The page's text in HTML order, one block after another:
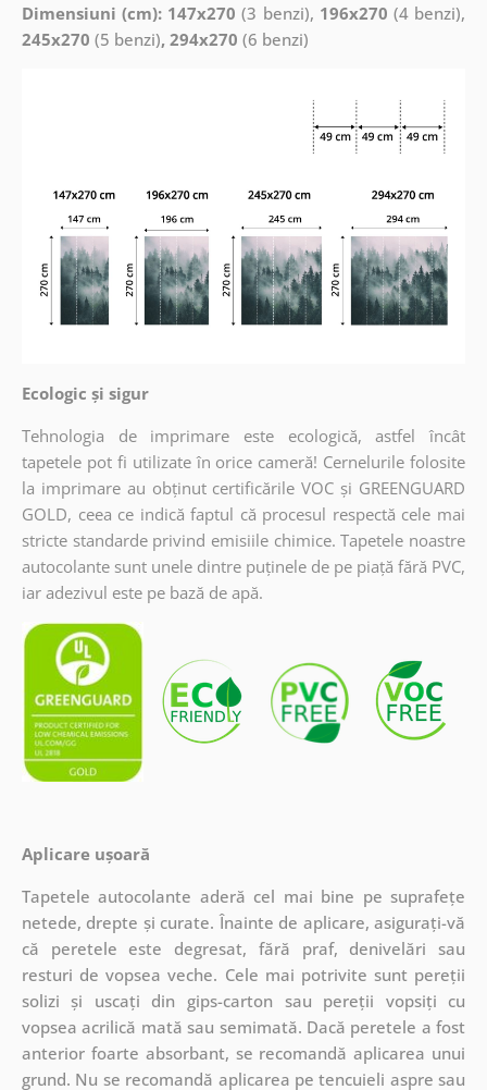
Dimensiuni (cm): 147x270 (3 benzi), 196x270 (4 benzi),
245x270 (5 benzi), 294x270 (6 benzi)
Ecologic și sigur
Tehnologia de imprimare este ecologică, astfel încât
tapetele pot fi utilizate în orice cameră! Cernelurile folosite
la imprimare au obținut certificările VOC și GREENGUARD
GOLD, ceea ce indică faptul că procesul respectă cele mai
stricte standarde privind emisiile chimice. Tapetele noastre
autocolante sunt unele dintre puținele de pe piață fără PVC,
iar adezivul este pe bază de apă.
Aplicare ușoară
Tapetele autocolante aderă cel mai bine pe suprafețe
netede, drepte și curate. Înainte de aplicare, asigurați-vă
că peretele este degresat, fără praf, denivelări sau
resturi de vopsea veche. Cele mai potrivite sunt pereții
solizi și uscați din gips-carton sau pereții vopsiți cu
vopsea acrilică mată sau semimată. Dacă peretele a fost
anterior foarte absorbant, se recomandă aplicarea unui
grund. Nu se recomandă aplicarea pe tencuieli aspre sau